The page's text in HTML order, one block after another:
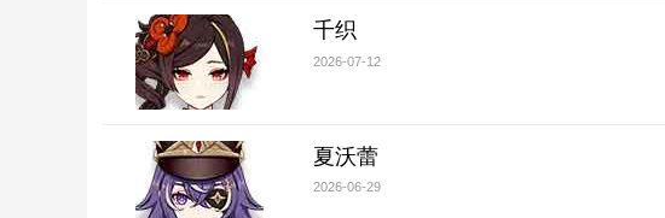
千织
2026-07-12
夏沃蕾
2026-06-29